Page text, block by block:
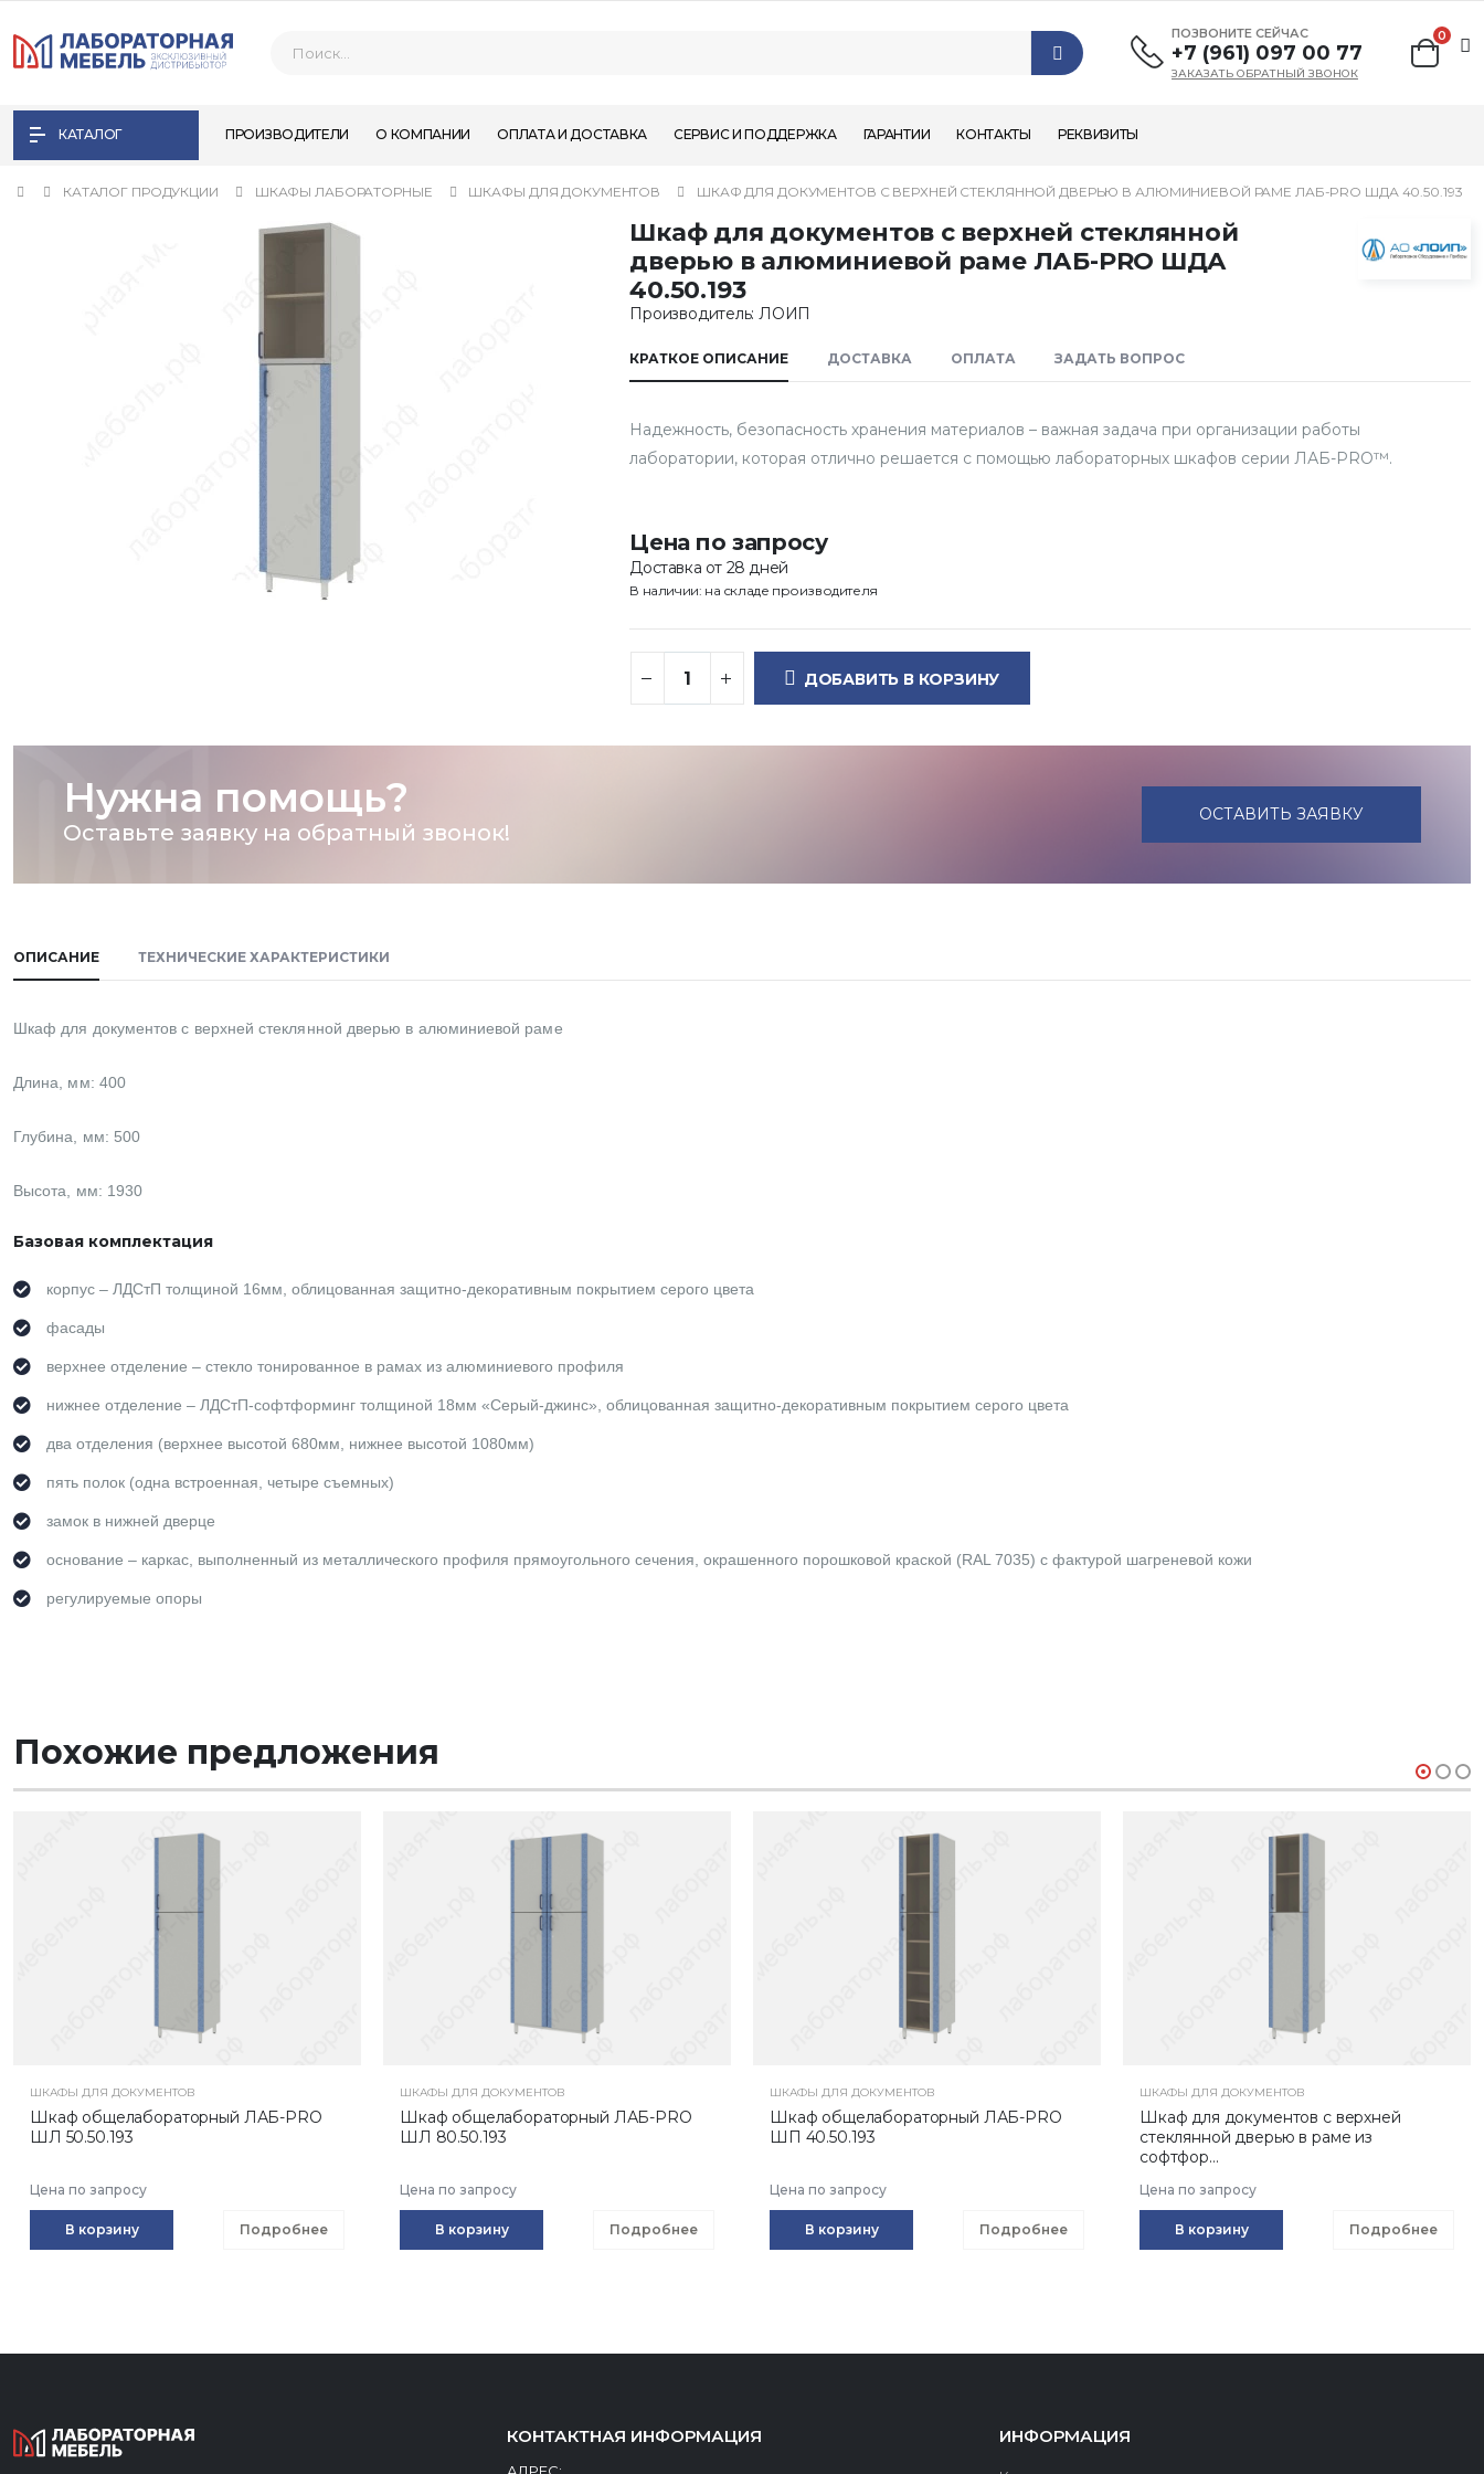
ПОЗВОНИТЕ СЕЙЧАС
+7 (961) 097 00 77
ЗАКАЗАТЬ ОБРАТНЫЙ ЗВОНОК
0
КАТАЛОГ ПРОИЗВОДИТЕЛИ О КОМПАНИИ ОПЛАТА И ДОСТАВКА СЕРВИС И ПОДДЕРЖКА ГАРАНТИИ КОНТАКТЫ РЕКВИЗИТЫ
КАТАЛОГ ПРОДУКЦИИ ШКАФЫ ЛАБОРАТОРНЫЕ ШКАФЫ ДЛЯ ДОКУМЕНТОВ ШКАФ ДЛЯ ДОКУМЕНТОВ С ВЕРХНЕЙ СТЕКЛЯННОЙ ДВЕРЬЮ В АЛЮМИНИЕВОЙ РАМЕ ЛАБ-PRO ШДА 40.50.193
Шкаф для документов с верхней стеклянной
дверью в алюминиевой раме ЛАБ-PRO ШДА
40.50.193
Производитель: ЛОИП
КРАТКОЕ ОПИСАНИЕ ДОСТАВКА ОПЛАТА ЗАДАТЬ ВОПРОС
Надежность, безопасность хранения материалов – важная задача при организации работы
лаборатории, которая отлично решается с помощью лабораторных шкафов серии ЛАБ-PRO™.
Цена по запросу
Доставка от 28 дней
В наличии: на складе производителя
ДОБАВИТЬ В КОРЗИНУ
Нужна помощь?
Оставьте заявку на обратный звонок!
ОСТАВИТЬ ЗАЯВКУ
ОПИСАНИЕ ТЕХНИЧЕСКИЕ ХАРАКТЕРИСТИКИ
Шкаф для документов с верхней стеклянной дверью в алюминиевой раме
Длина, мм: 400
Глубина, мм: 500
Высота, мм: 1930
Базовая комплектация
корпус – ЛДСтП толщиной 16мм, облицованная защитно-декоративным покрытием серого цвета
фасады
верхнее отделение – стекло тонированное в рамах из алюминиевого профиля
нижнее отделение – ЛДСтП-софтформинг толщиной 18мм «Серый-джинс», облицованная защитно-декоративным покрытием серого цвета
два отделения (верхнее высотой 680мм, нижнее высотой 1080мм)
пять полок (одна встроенная, четыре съемных)
замок в нижней дверце
основание – каркас, выполненный из металлического профиля прямоугольного сечения, окрашенного порошковой краской (RAL 7035) с фактурой шагреневой кожи
регулируемые опоры
Похожие предложения
ШКАФЫ ДЛЯ ДОКУМЕНТОВ
Шкаф общелабораторный ЛАБ-PRO
ШЛ 50.50.193
Цена по запросу
В корзину Подробнее
ШКАФЫ ДЛЯ ДОКУМЕНТОВ
Шкаф общелабораторный ЛАБ-PRO
ШЛ 80.50.193
Цена по запросу
В корзину Подробнее
ШКАФЫ ДЛЯ ДОКУМЕНТОВ
Шкаф общелабораторный ЛАБ-PRO
ШП 40.50.193
Цена по запросу
В корзину Подробнее
ШКАФЫ ДЛЯ ДОКУМЕНТОВ
Шкаф для документов с верхней
стеклянной дверью в раме из
софтфор...
Цена по запросу
В корзину Подробнее
КОНТАКТНАЯ ИНФОРМАЦИЯ ИНФОРМАЦИЯ